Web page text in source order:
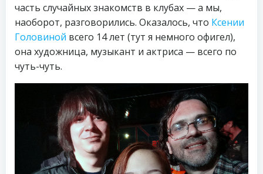
часть случайных знакомств в клубах — а мы,
наоборот, разговорились. Оказалось, что Ксении
Головиной всего 14 лет (тут я немного офигел),
она художница, музыкант и актриса — всего по
чуть-чуть.